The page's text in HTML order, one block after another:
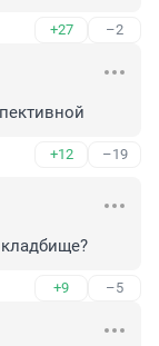
+27 –2
+12 –19
+9 –5